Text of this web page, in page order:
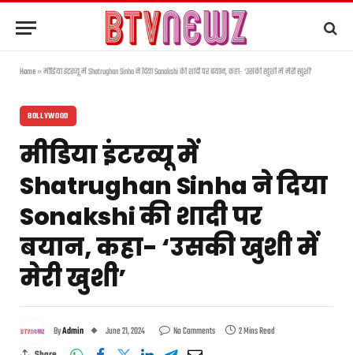
Home»मीडिया इंटरव्यू में Shatrughan Sinha ने दिया Sonakshi की शादी पर बयान, कहा- ‘उसकी खुशी में मेरी खुशी’
BOLLYWOOD
मीडिया इंटरव्यू में
Shatrughan Sinha ने दिया
Sonakshi की शादी पर
बयान, कहा- ‘उसकी खुशी में
मेरी खुशी’
ByAdmin June 21, 2024 No Comments
2 Mins Read